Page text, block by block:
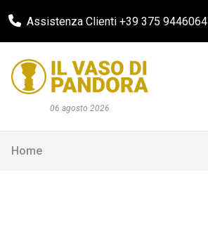
Assistenza Clienti +39 375 9446064
06 agosto 2026
Home